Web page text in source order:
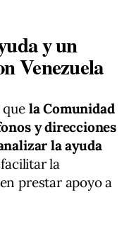
y un
Venezuela
la Comunidad
y direcciones
la ayuda
la
prestar apoyo a